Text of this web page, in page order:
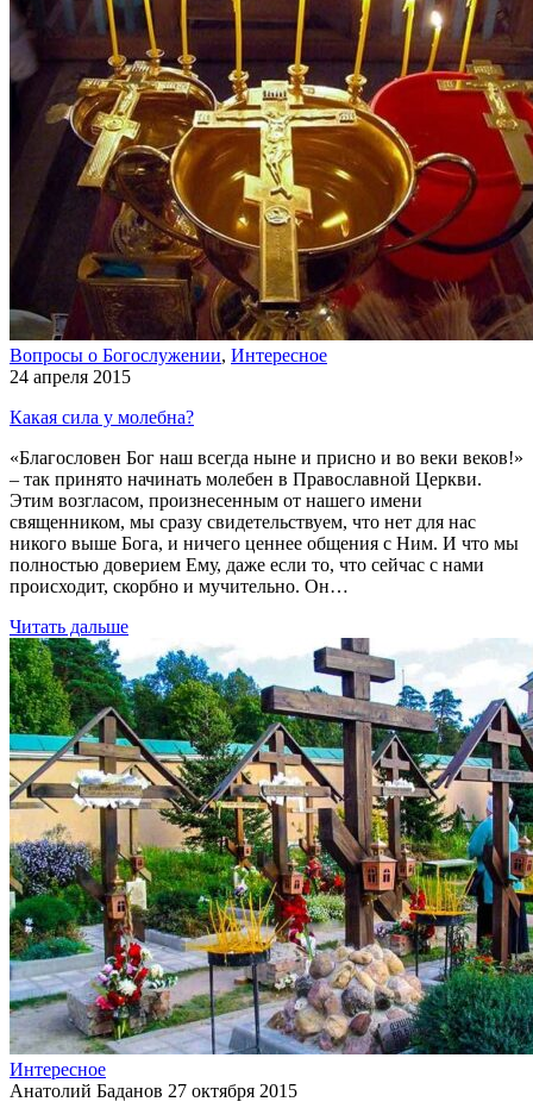
Вопросы о Богослужении, Интересное
24 апреля 2015
Какая сила у молебна?
«Благословен Бог наш всегда ныне и присно и во веки веков!»
– так принято начинать молебен в Православной Церкви.
Этим возгласом, произнесенным от нашего имени
священником, мы сразу свидетельствуем, что нет для нас
никого выше Бога, и ничего ценнее общения с Ним. И что мы
полностью доверием Ему, даже если то, что сейчас с нами
происходит, скорбно и мучительно. Он…
Читать дальше
Интересное
Анатолий Баданов 27 октября 2015